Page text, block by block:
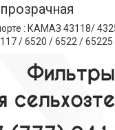
: КАМАЗ 43118/
/ 6520 / 6522 / 65225